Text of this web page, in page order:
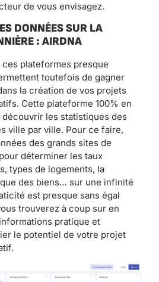
de vous envisagez.
DONNÉES SUR LA
: AIRDNA
ces plateformes presque
toutefois de gagner
la création de vos projets
Cette plateforme 100% en
les statistiques des
ville par ville. Pour ce faire,
des grands sites de
déterminer les taux
types de logements, la
des biens… sur une infinité
est presque sans égal
trouverez à coup sur en
pratique et
le potentiel de votre projet